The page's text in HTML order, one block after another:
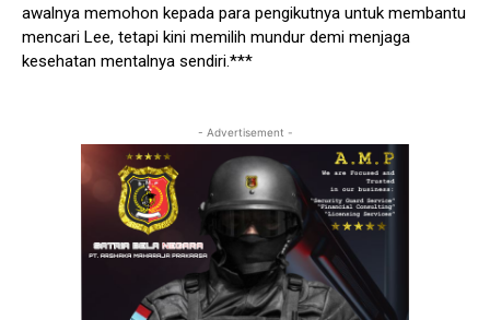
awalnya memohon kepada para pengikutnya untuk membantu
mencari Lee, tetapi kini memilih mundur demi menjaga
kesehatan mentalnya sendiri.***
- Advertisement -